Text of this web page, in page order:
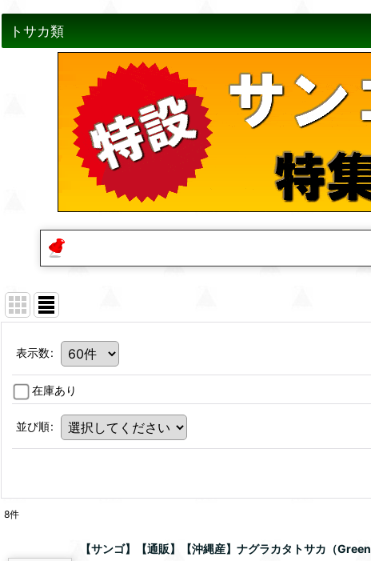
トサカ類
表示数:
在庫あり
並び順:
8件
【サンゴ】【通販】【沖縄産】ナグラカタトサカ（